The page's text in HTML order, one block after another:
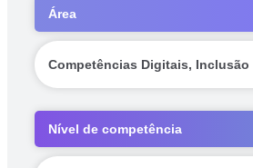
Área
Competências Digitais, Inclusão
Nível de competência